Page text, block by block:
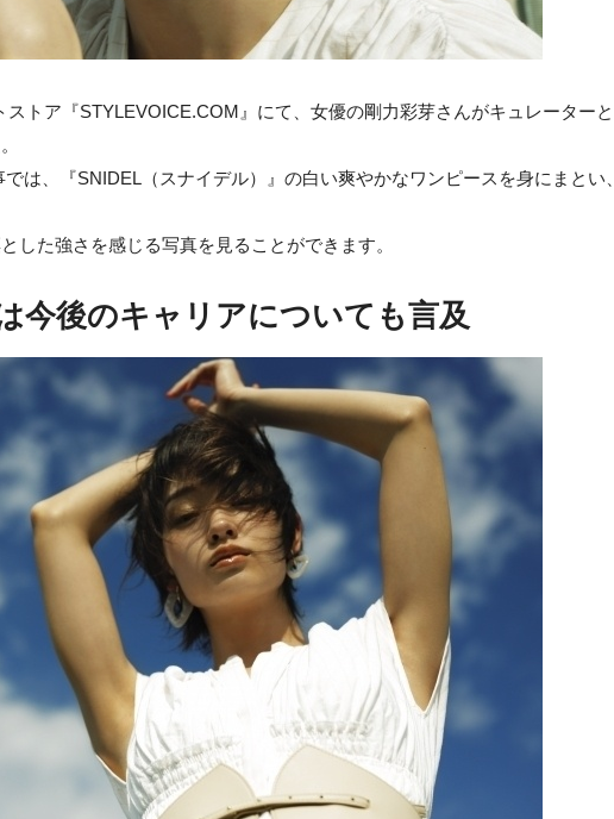
ストア『STYLEVOICE.COM』にて、女優の剛力彩芽さんがキュレーターと
は、『SNIDEL（スナイデル）』の白い爽やかなワンピースを身にまとい、
した強さを感じる写真を見ることができます。
今後のキャリアについても言及